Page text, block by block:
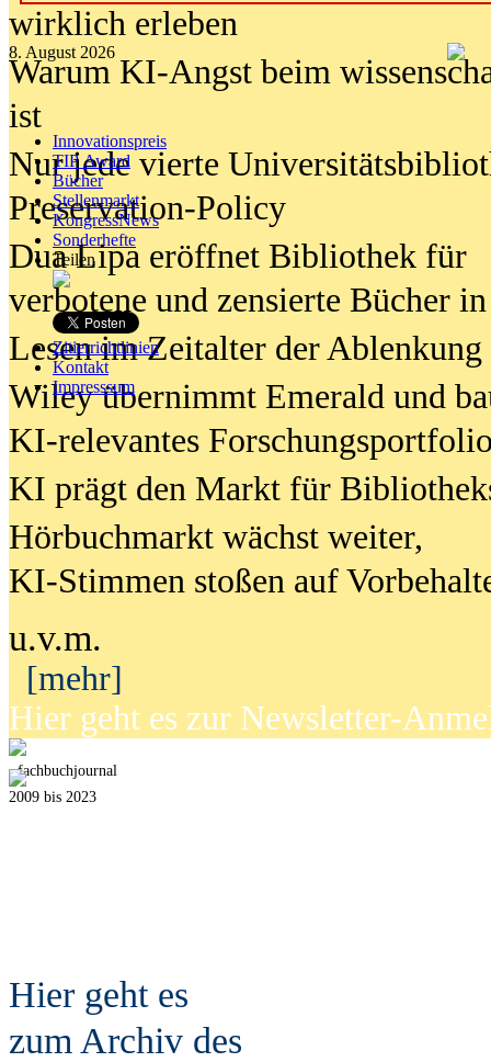
8. August 2026
Innovationspreis
TIP Award
Bücher
Stellenmarkt
KongressNews
Sonderhefte
Teilen
Zitierrichtlinien
Kontakt
Impresssum
wirklich erleben
Warum KI-Angst beim
ist
Nur jede vierte
Preservation-Policy
Dua Lipa eröffnet Bibliothek für
verbotene und zensierte Bücher
Lesen im Zeitalter der Ablenkung
Wiley übernimmt Emerald und
KI-relevantes
KI prägt den Markt für
Hörbuchmarkt wächst weiter,
KI-Stimmen stoßen auf
u.v.m.
[mehr]
Hier geht es zur Newsletter-
fachbuchjournal
2009 bis 2023
Hier geht es
zum Archiv des